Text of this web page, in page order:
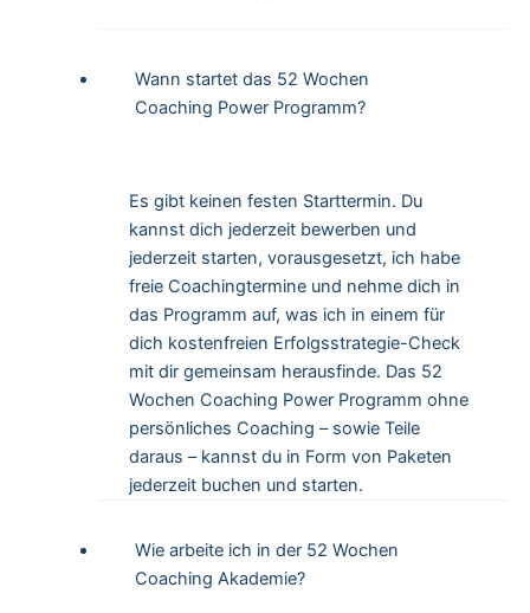
Wann startet das 52 Wochen
Coaching Power Programm?
Es gibt keinen festen Starttermin. Du
kannst dich jederzeit bewerben und
jederzeit starten, vorausgesetzt, ich habe
freie Coachingtermine und nehme dich in
das Programm auf, was ich in einem für
dich kostenfreien Erfolgsstrategie-Check
mit dir gemeinsam herausfinde. Das 52
Wochen Coaching Power Programm ohne
persönliches Coaching – sowie Teile
daraus – kannst du in Form von Paketen
jederzeit buchen und starten.
Wie arbeite ich in der 52 Wochen
Coaching Akademie?